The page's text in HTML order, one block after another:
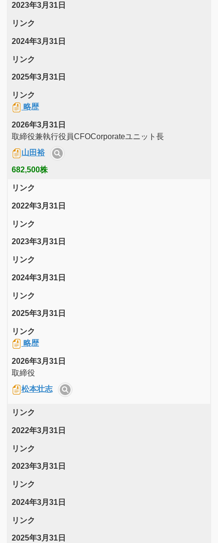
2023年3月31日
リンク
2024年3月31日
リンク
2025年3月31日
リンク
略歴
2026年3月31日
取締役兼執行役員CFOCorporateユニット長
山田裕
682,500株
リンク
2022年3月31日
リンク
2023年3月31日
リンク
2024年3月31日
リンク
2025年3月31日
リンク
略歴
2026年3月31日
取締役
松本壮志
リンク
2022年3月31日
リンク
2023年3月31日
リンク
2024年3月31日
リンク
2025年3月31日